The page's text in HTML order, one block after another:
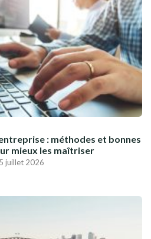
: méthodes et bonnes
mieux les maîtriser
juillet 2026